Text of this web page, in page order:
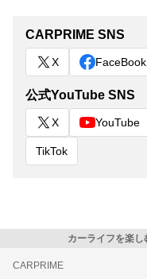
CARPRIME SNS
X FaceBook
公式YouTube SNS
X YouTube
TikTok
カーライフを楽
CARPRIME